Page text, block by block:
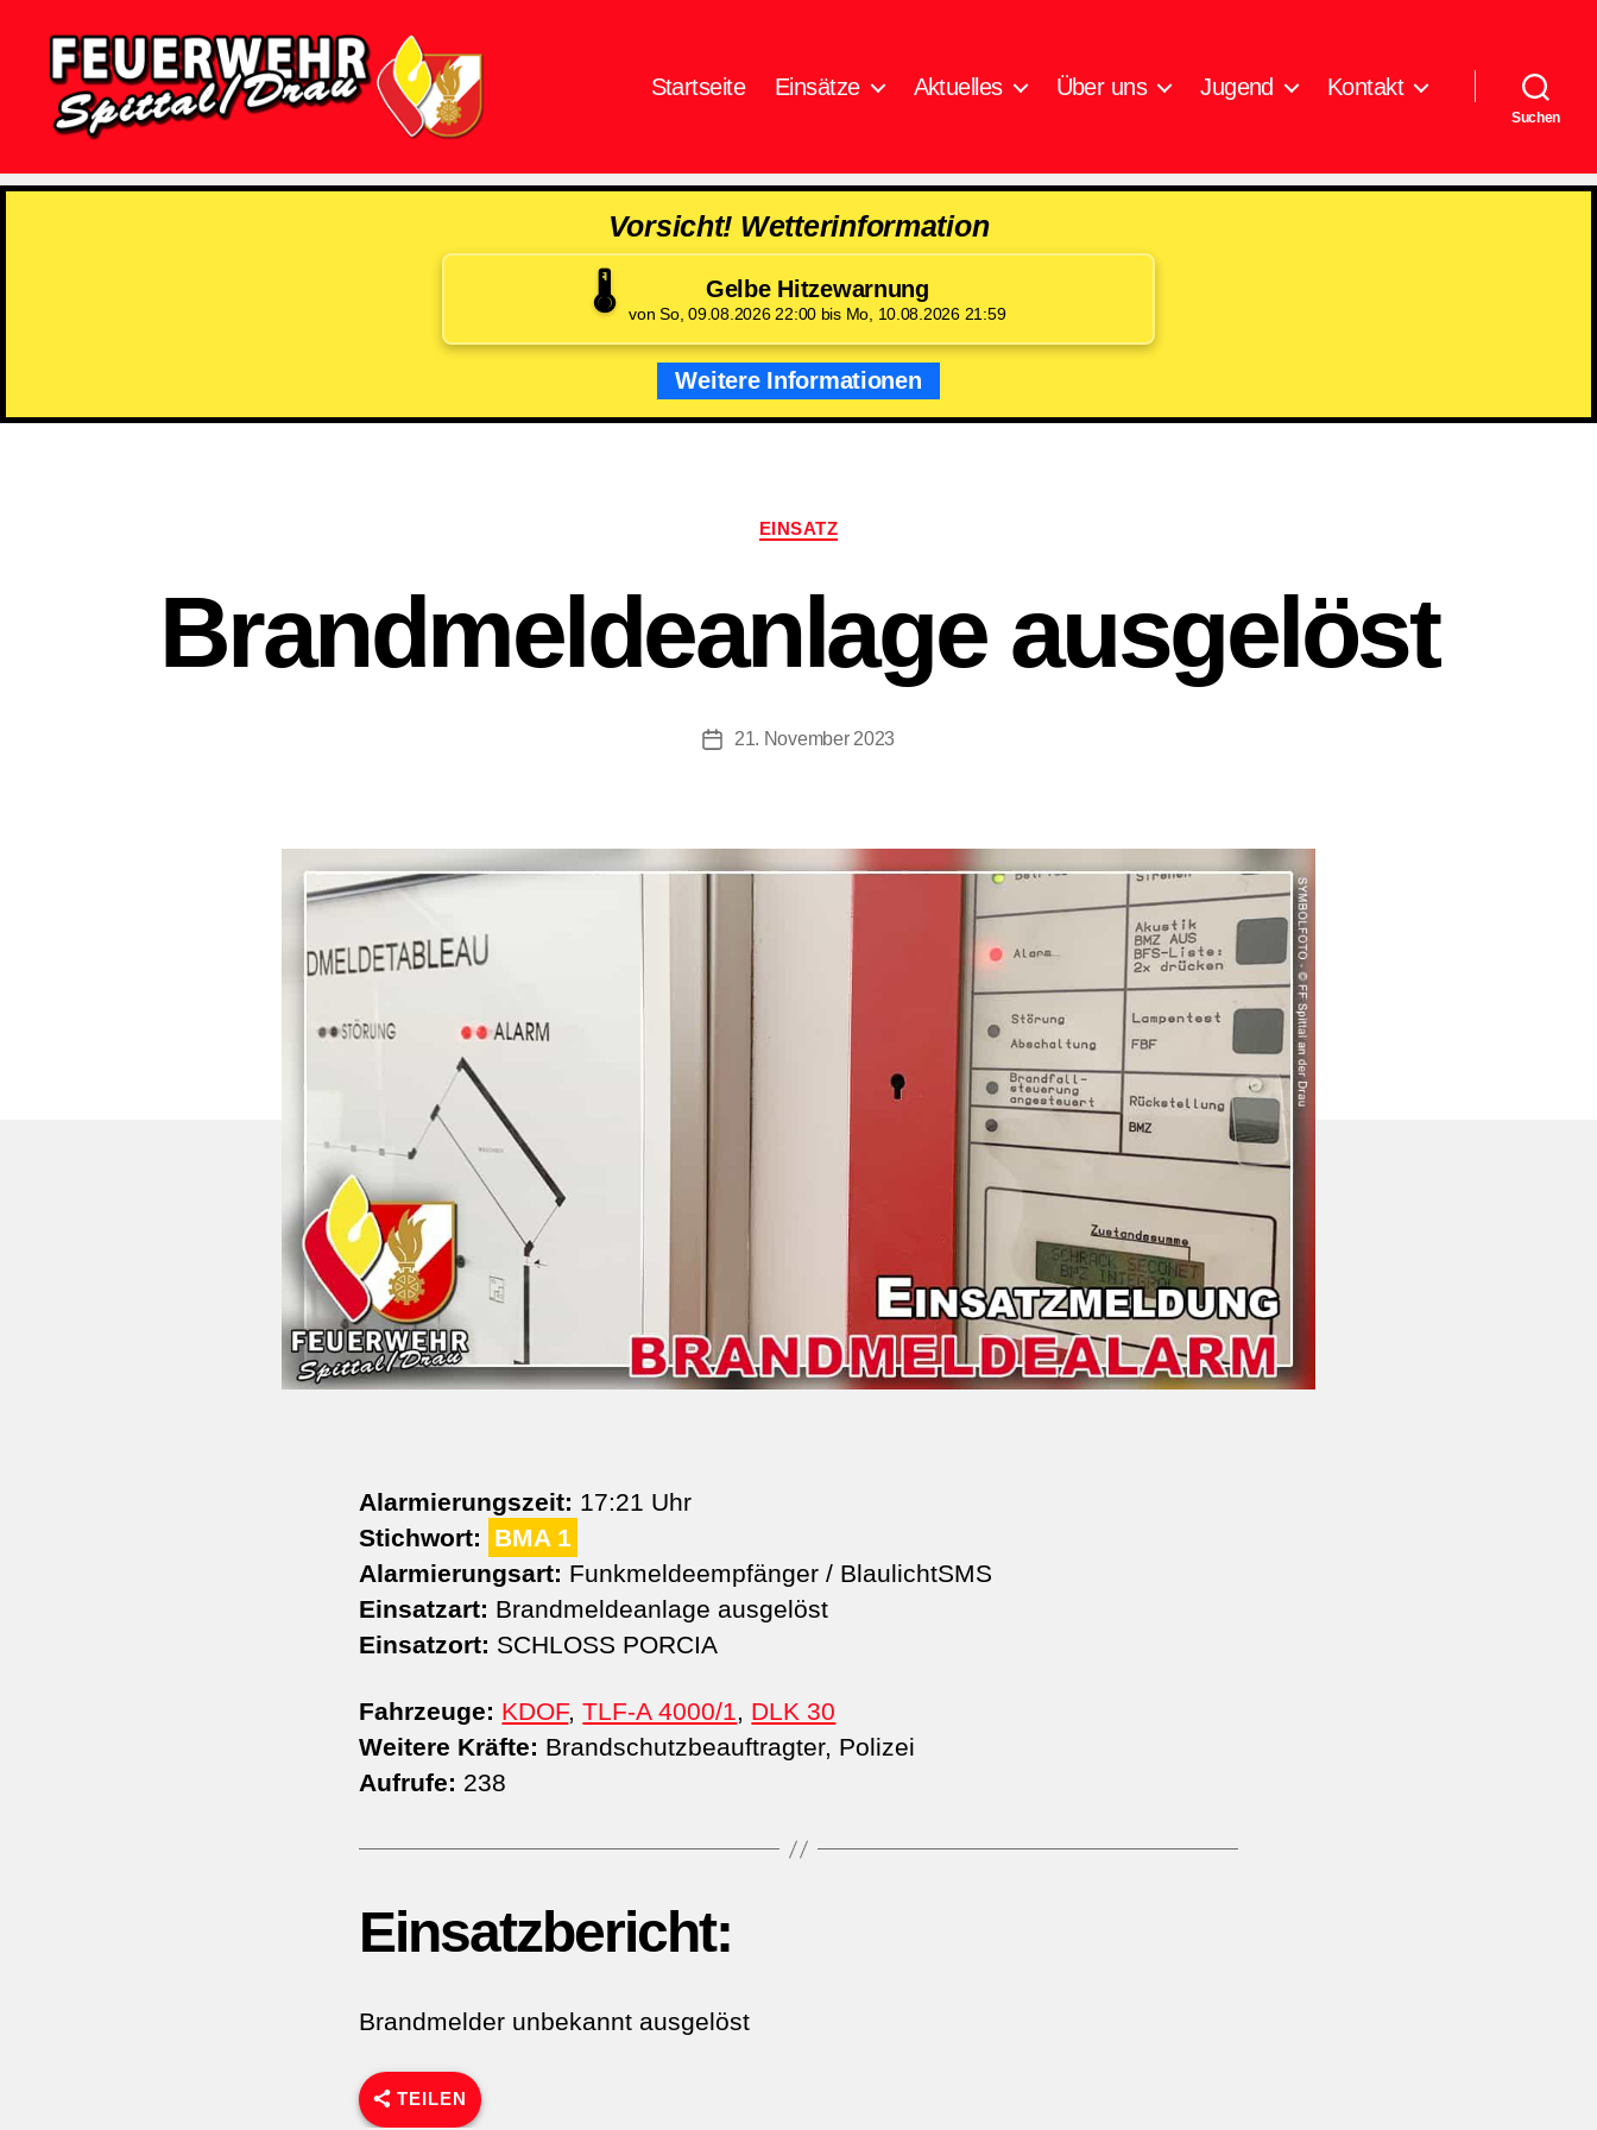
Spittal/Drau
Startseite Einsätze Aktuelles Über uns Jugend Kontakt
Suchen
Vorsicht! Wetterinformation
🌡️ Gelbe Hitzewarnung
von So, 09.08.2026 22:00 bis Mo, 10.08.2026 21:59
Weitere Informationen
Kategorien
EINSATZ
Brandmeldeanlage ausgelöst
Beitragsdatum
21. November 2023
Alarmierungszeit: 17:21 Uhr
Stichwort:
BMA 1
Alarmierungsart: Funkmeldeempfänger / BlaulichtSMS
Einsatzart: Brandmeldeanlage ausgelöst
Einsatzort: SCHLOSS PORCIA
Fahrzeuge: KDOF,TLF-A 4000/1, DLK 30
Weitere Kräfte: Brandschutzbeauftragter, Polizei
Aufrufe: 238
Einsatzbericht:
Brandmelder unbekannt ausgelöst
TEILEN